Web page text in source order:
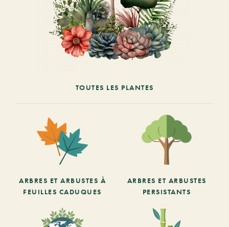
TOUTES LES PLANTES
ARBRES ET ARBUSTES À
FEUILLES CADUQUES
ARBRES ET ARBUSTES
PERSISTANTS